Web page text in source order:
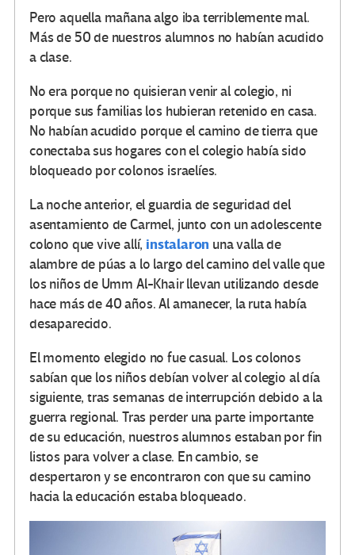
Pero aquella mañana algo iba terriblemente mal.
Más de 50 de nuestros alumnos no habían acudido
a clase.
No era porque no quisieran venir al colegio, ni
porque sus familias los hubieran retenido en casa.
No habían acudido porque el camino de tierra que
conectaba sus hogares con el colegio había sido
bloqueado por colonos israelíes.
La noche anterior, el guardia de seguridad del
asentamiento de Carmel, junto con un adolescente
colono que vive allí, instalaron una valla de
alambre de púas a lo largo del camino del valle que
los niños de Umm Al-Khair llevan utilizando desde
hace más de 40 años. Al amanecer, la ruta había
desaparecido.
El momento elegido no fue casual. Los colonos
sabían que los niños debían volver al colegio al día
siguiente, tras semanas de interrupción debido a la
guerra regional. Tras perder una parte importante
de su educación, nuestros alumnos estaban por fin
listos para volver a clase. En cambio, se
despertaron y se encontraron con que su camino
hacia la educación estaba bloqueado.